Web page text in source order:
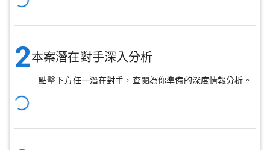
2本案潛在對手深入分析
點擊下方任一潛在對手，查閱為你準備的深度情報分析。